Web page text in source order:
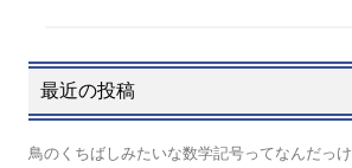
r
o
o
k
最近の投稿
鳥のくちばしみたいな数学記号ってなんだっけ